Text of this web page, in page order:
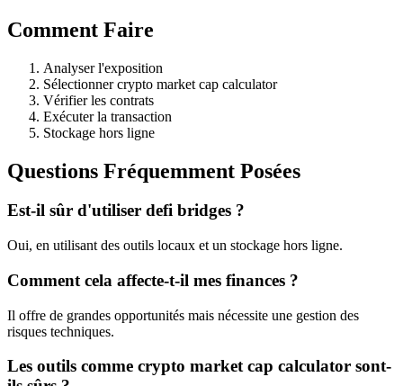
Comment Faire
Analyser l'exposition
Sélectionner crypto market cap calculator
Vérifier les contrats
Exécuter la transaction
Stockage hors ligne
Questions Fréquemment Posées
Est-il sûr d'utiliser defi bridges ?
Oui, en utilisant des outils locaux et un stockage hors ligne.
Comment cela affecte-t-il mes finances ?
Il offre de grandes opportunités mais nécessite une gestion des
risques techniques.
Les outils comme crypto market cap calculator sont-